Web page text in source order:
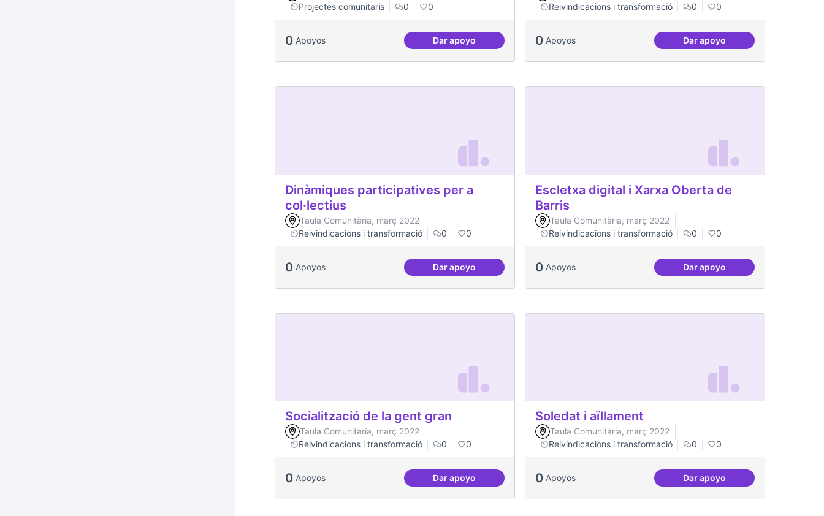
Projectes comunitaris
0 0
0 Apoyos Dar apoyoProjecte Memòries del Canòdrom
Reivindicacions i transformació
0 0
0 Apoyos Dar apoyoProcessos comunitaris de
Dinàmiques participatives per a
col·lectius
Taula Comunitària, març 2022
Reivindicacions i transformació
0 0
0 Apoyos Dar apoyoDinàmiques participatives per a col·lectius
Escletxa digital i Xarxa Oberta de
Barris
Taula Comunitària, març 2022
Reivindicacions i transformació
0 0
0 Apoyos Dar apoyoEscletxa digital i Xarxa
Socialització de la gent gran
Taula Comunitària, març 2022
Reivindicacions i transformació
0 0
0 Apoyos Dar apoyoSocialització de la gent gran
Soledat i aïllament
Taula Comunitària, març 2022
Reivindicacions i transformació
0 0
0 Apoyos Dar apoyoSoledat i aïllament